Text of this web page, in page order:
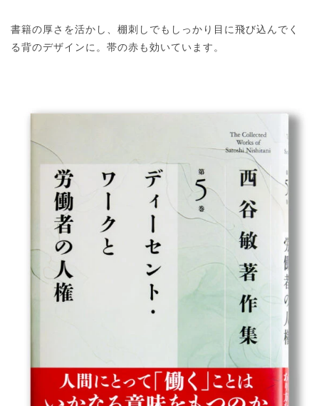
書籍の厚さを活かし、棚刺しでもしっかり目に飛び込んでく
る背のデザインに。帯の赤も効いています。